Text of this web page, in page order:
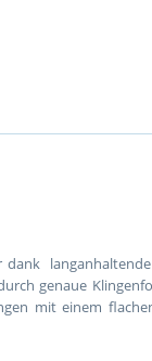
genaue
mit einem